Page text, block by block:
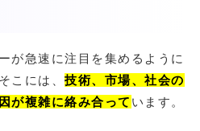
が急速に注目を集めるように
こには、 技術、市場、社会の
が複雑に絡み合って います。